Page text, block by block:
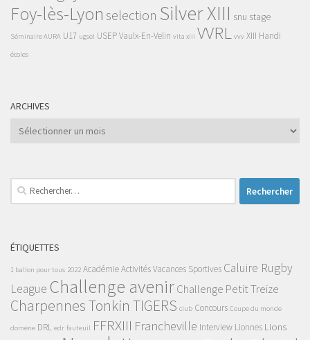
Foy-lès-Lyon selection Silver XIII snu stage
Séminaire AURA U17 ugsel USEPVaulx-En-Velin vita xiii VVRL vvv XIII Handi
écoles
ARCHIVES
Archives
Rechercher :
ÉTIQUETTES
1 ballon pour tous 2022 AcadémieActivités Vacances Sportives Caluire Rugby
League Challenge avenirChallenge Petit Treize
Charpennes Tonkin TIGERS club Concours Coupe du monde
domene DRL edr fauteuil FFRXIII Francheville Interview Lionnes Lions